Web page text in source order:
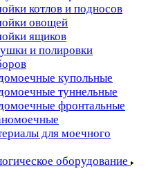
котлов и подносов
овощей
ящиков
и полировки
купольные
туннельные
фронтальные
для моечного
оборудование